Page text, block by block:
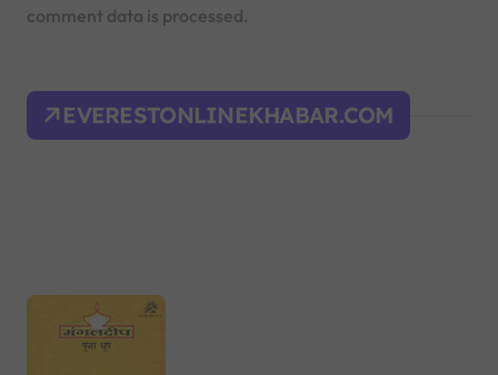
comment data is processed.
EVERESTONLINEKHABAR.COM